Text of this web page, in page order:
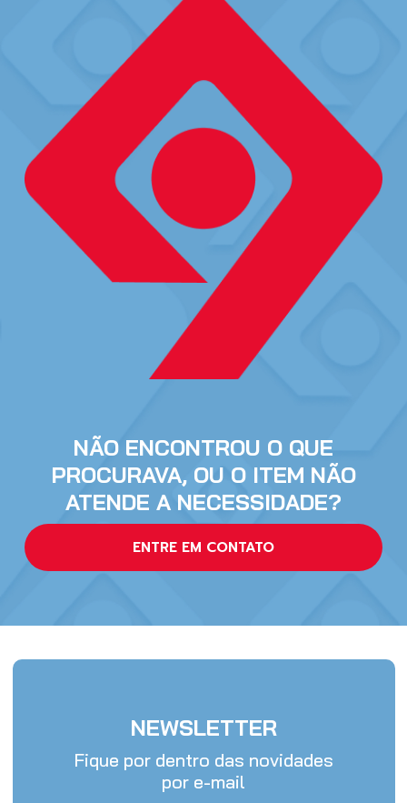
NÃO ENCONTROU O QUE
PROCURAVA, OU O ITEM NÃO
ATENDE A NECESSIDADE?
ENTRE EM CONTATO
NEWSLETTER
Fique por dentro das novidades
por e-mail